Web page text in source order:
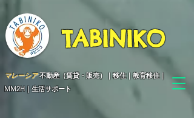
TABINIKO
マレーシア不動産（賃貸・販売）｜移住｜教育移住｜
MM2H｜生活サポート